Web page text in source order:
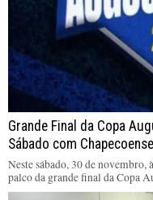
Grande Final da Copa
Sábado com
Neste sábado, 30 de
palco da grande final da Copa